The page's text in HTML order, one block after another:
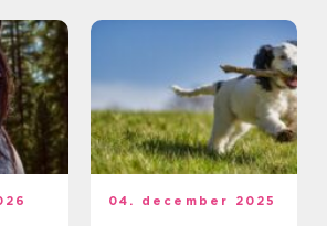
04. december 2025